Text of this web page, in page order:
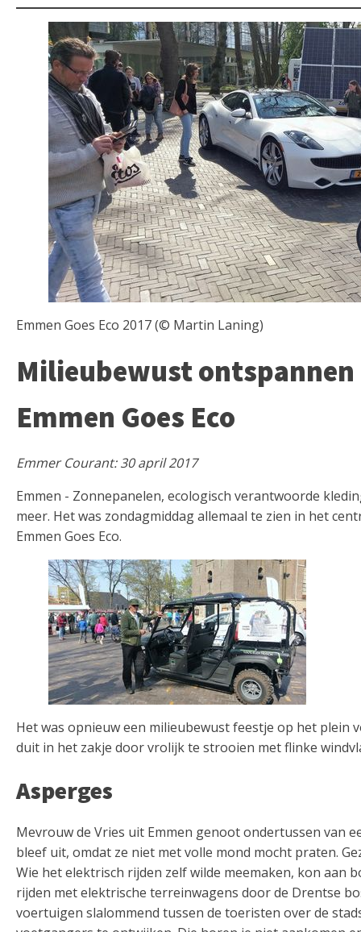
Emmen Goes Eco 2017 (© Martin Laning)
Milieubewust
Emmen Goes Eco
Emmer Courant: 30 april 2017
Emmen - Zonnepanelen, ecologisch verantwoorde
meer. Het was zondagmiddag allemaal te zien in het
Emmen Goes Eco.
Het was opnieuw een milieubewust feestje op het plein
duit in het zakje door vrolijk te strooien met flinke
Asperges
Mevrouw de Vries uit Emmen genoot ondertussen van
bleef uit, omdat ze niet met volle mond mocht praten.
Wie het elektrisch rijden zelf wilde meemaken, kon aan
rijden met elektrische terreinwagens door de Drentse
voertuigen slalommend tussen de toeristen over de